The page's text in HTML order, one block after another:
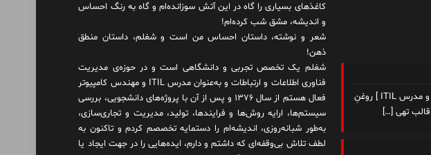
هادی احمدی (سروش): [ نویسنده، شاعر و مدرس ITIL ] روغنِ
تهی […]
کاغذهای بسیاری را گاه در این آتش سوزانده‌ام و گاه به رنگ احساس
و اندیشه، مشق شب کرده‌ام!
شعر و نوشته، داستان احساس من است و شغلم، داستان منطق
ذهن!
شغلم یک تخصص تجربی و دانشگاهی است و در حوزه‌ی مدیریت
فناوری اطلاعات و ارتباطات و به‌عنوان مدرس ITIL و مهندس کامپیوتر
فعال هستم از سال ۱۳۷۶ و پس از آن با پروژه‌های دانشجویی، بررسی
سیستم‌ها، ارایه روش‌ها و فرایندها، تولید، مدیریت و تجاری‌سازی،
به‌طور شبانه‌روزی، اندیشه‌ام را دستمایه تخصصم کردم و تاکنون به
لطف تلاش بی‌وقفه‌ای که داشتم و دارم، اید‌ه‌هایی را در جهت ایجاد یا